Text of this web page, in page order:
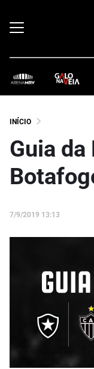
INÍCIO
Guia
7/9/2019 13:13